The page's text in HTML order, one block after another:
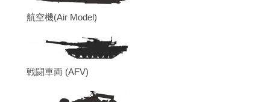
航空機(Air Model)
戦闘車両 (AFV)